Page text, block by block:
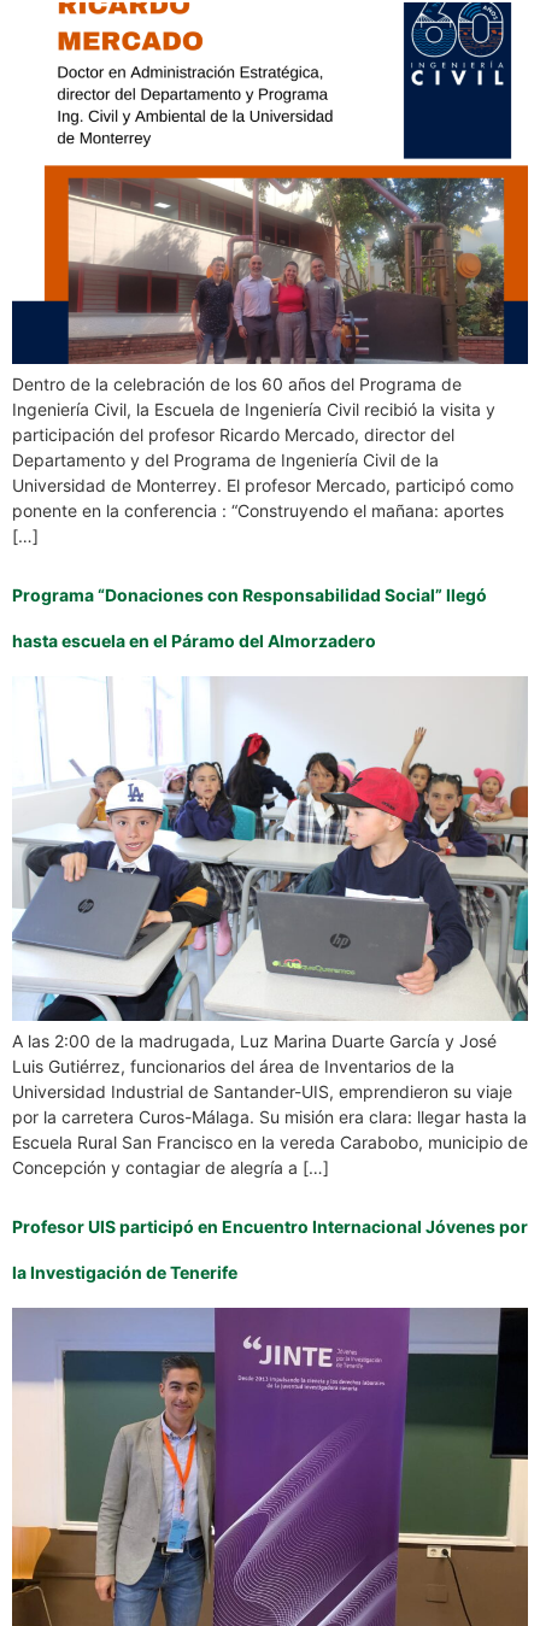
Dentro de la celebración de los 60 años del Programa de
Ingeniería Civil, la Escuela de Ingeniería Civil recibió la visita y
participación del profesor Ricardo Mercado, director del
Departamento y del Programa de Ingeniería Civil de la
Universidad de Monterrey. El profesor Mercado, participó como
ponente en la conferencia : “Construyendo el mañana: aportes
[…]
Programa “Donaciones con Responsabilidad Social” llegó
hasta escuela en el Páramo del Almorzadero
A las 2:00 de la madrugada, Luz Marina Duarte García y José
Luis Gutiérrez, funcionarios del área de Inventarios de la
Universidad Industrial de Santander-UIS, emprendieron su viaje
por la carretera Curos-Málaga. Su misión era clara: llegar hasta la
Escuela Rural San Francisco en la vereda Carabobo, municipio de
Concepción y contagiar de alegría a […]
Profesor UIS participó en Encuentro Internacional Jóvenes por
la Investigación de Tenerife